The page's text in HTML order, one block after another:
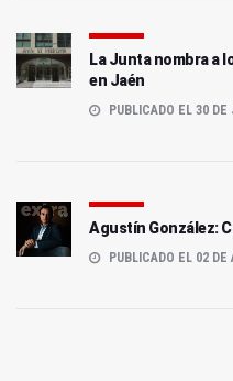
La Junta nombra a
en Jaén
PUBLICADO EL 30 DE
Agustín González:
PUBLICADO EL 02